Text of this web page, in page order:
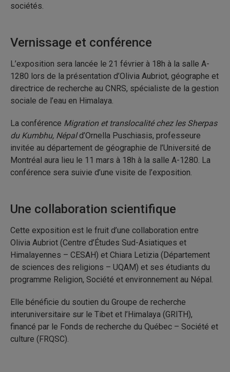
sociétés.
Vernissage et conférence
L’exposition sera lancée le 21 février à 18h à la salle A-
1280 lors de la présentation d’Olivia Aubriot, géographe et
directrice de recherche au CNRS, spécialiste de la gestion
sociale de l’eau en Himalaya.
La conférence Migration et translocalité chez les Sherpas
du Kumbhu, Népald’Ornella Puschiasis, professeure
invitée au département de géographie de l’Université de
Montréal aura lieu le 11 mars à 18h à la salle A-1280. La
conférence sera suivie d’une visite de l’exposition.
Une collaboration scientifique
Cette exposition est le fruit d’une collaboration entre
Olivia Aubriot (Centre d’Études Sud-Asiatiques et
Himalayennes – CESAH) et Chiara Letizia (Département
de sciences des religions – UQAM) et ses étudiants du
programme Religion, Société et environnement au Népal.
Elle bénéficie du soutien du Groupe de recherche
interuniversitaire sur le Tibet et l’Himalaya (GRITH),
financé par le Fonds de recherche du Québec – Société et
culture (FRQSC).